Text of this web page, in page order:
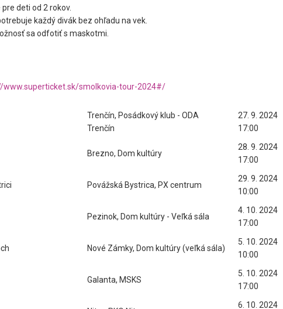
deti od 2 rokov.
každý divák bez ohľadu na vek.
sa odfotiť s maskotmi.
www.superticket.sk/smolkovia-tour-2024#/
Trenčín, Posádkový klub - ODA
Trenčín
27. 9. 2024
17:00
Brezno, Dom kultúry
28. 9. 2024
17:00
Povážská Bystrica, PX centrum
29. 9. 2024
10:00
Pezinok, Dom kultúry - Veľká sála
4. 10. 2024
17:00
Nové Zámky, Dom kultúry (veľká sála)
5. 10. 2024
10:00
Galanta, MSKS
5. 10. 2024
17:00
6. 10. 2024